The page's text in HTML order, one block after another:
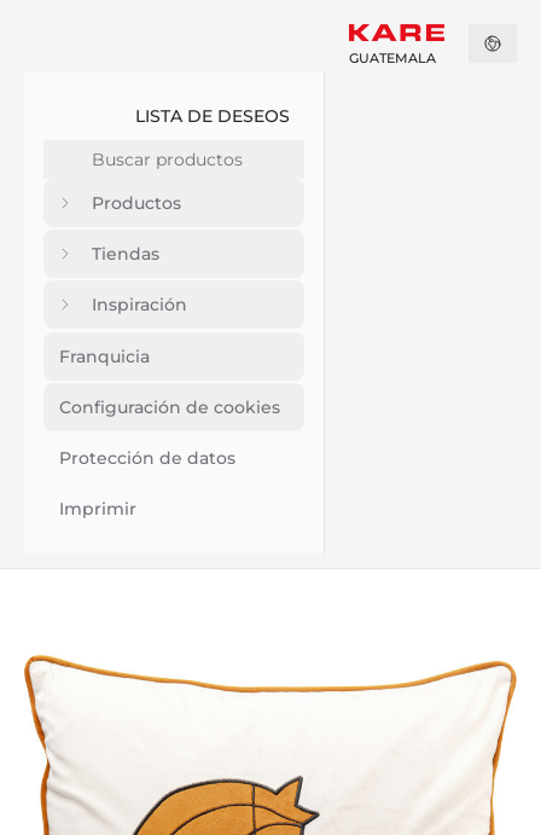
LISTA DE DESEOS
Productos
Tiendas
Inspiración
Franquicia
Configuración de cookies
Protección de datos
Imprimir
GUATEMALA